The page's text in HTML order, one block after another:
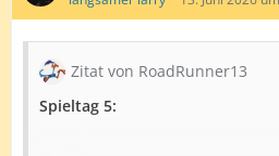
Zitat von RoadRunner13
Spieltag 5: